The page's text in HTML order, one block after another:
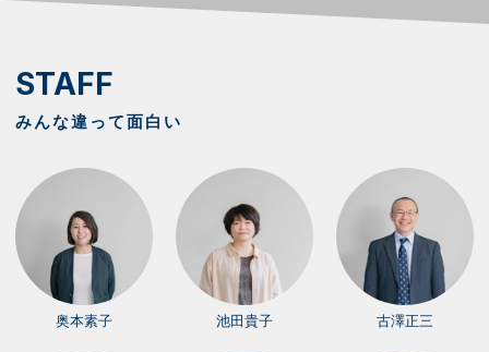
STAFF
みんな違って面白い
奥本素子 池田貴子 古澤正三